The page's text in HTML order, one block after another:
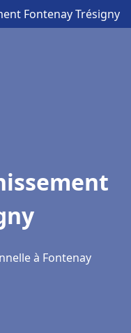
Fontenay Trésigny
à Fontenay